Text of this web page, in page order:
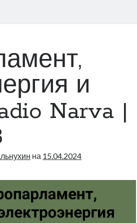
и
Narva |
на 15.04.2024